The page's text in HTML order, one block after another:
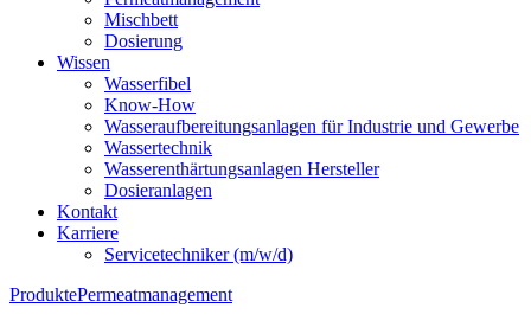
Mischbett
Dosierung
Wissen
Wasserfibel
Know-How
Wasseraufbereitungsanlagen für Industrie und Gewerbe
Wassertechnik
Wasserenthärtungsanlagen Hersteller
Dosieranlagen
Kontakt
Karriere
Servicetechniker (m/w/d)
ProduktePermeatmanagement